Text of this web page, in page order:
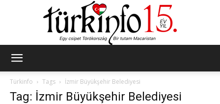
Türkinfo
Tags İzmir Büyükşehir Belediyesi
Tag: İzmir Büyükşehir Belediyesi